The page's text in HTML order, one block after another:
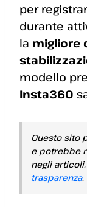
per
durante
la migliore
modello
Insta360
Questo sito
e potrebbe
negli articoli.
trasparenza.